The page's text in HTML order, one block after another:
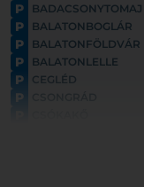
P BADACSONYTOMAJ
P BALATONBOGLÁR
P BALATONFÖLDVÁR
P BALATONLELLE
P CEGLÉD
P